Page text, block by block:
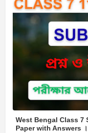
West Bengal Class 7
Paper with Answers ।